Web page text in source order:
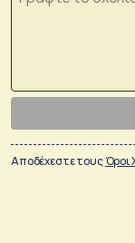
Αποδέχεστε τουςΌροι